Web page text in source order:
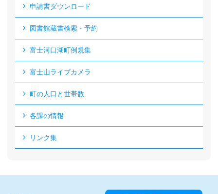
申請書ダウンロード
図書館蔵書検索・予約
富士河口湖町例規集
富士山ライブカメラ
町の人口と世帯数
各課の情報
リンク集